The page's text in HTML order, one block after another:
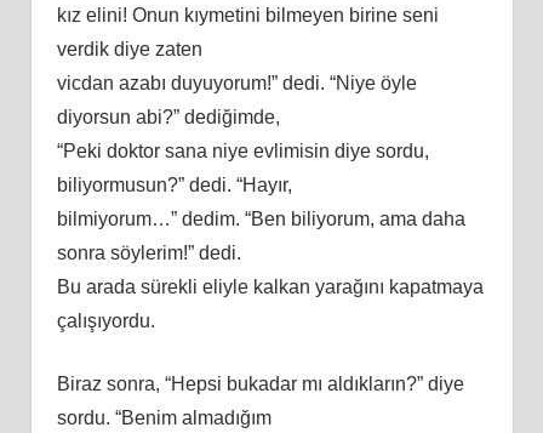
kız elini! Onun kıymetini bilmeyen birine seni
verdik diye zaten
vicdan azabı duyuyorum!” dedi. “Niye öyle
diyorsun abi?” dediğimde,
“Peki doktor sana niye evlimisin diye sordu,
biliyormusun?” dedi. “Hayır,
bilmiyorum…” dedim. “Ben biliyorum, ama daha
sonra söylerim!” dedi.
Bu arada sürekli eliyle kalkan yarağını kapatmaya
çalışıyordu.
Biraz sonra, “Hepsi bukadar mı aldıkların?” diye
sordu. “Benim almadığım